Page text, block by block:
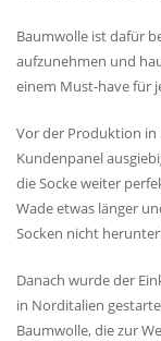
Baumwolle ist dafür
aufzunehmen und
einem Must-have für
Vor der Produktion in
Kundenpanel
die Socke weiter
Wade etwas länger
Socken nicht
Danach wurde der
in Norditalien
Baumwolle, die zur